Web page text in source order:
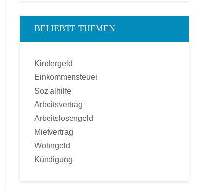
BELIEBTE THEMEN
Kindergeld
Einkommensteuer
Sozialhilfe
Arbeitsvertrag
Arbeitslosengeld
Mietvertrag
Wohngeld
Kündigung